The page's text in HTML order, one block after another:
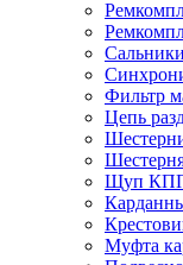
Фильтр
Цепь
Щуп
Муфта